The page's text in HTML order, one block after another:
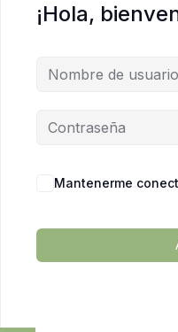
¡Hola,
Mantenerme